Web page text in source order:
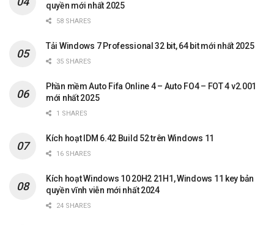
quyền mới nhất 2025
58 SHARES
Tải Windows 7 Professional 32 bit, 64 bit mới nhất 2025
35 SHARES
Phần mềm Auto Fifa Online 4 – Auto FO4 – FOT 4 v2.001
mới nhất 2025
1 SHARES
Kích hoạt IDM 6.42 Build 52 trên Windows 11
16 SHARES
Kích hoạt Windows 10 20H2 21H1, Windows 11 key bản
quyền vĩnh viễn mới nhất 2024
24 SHARES